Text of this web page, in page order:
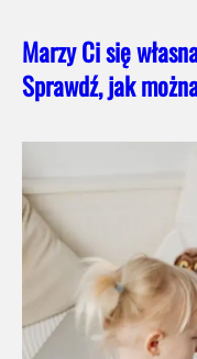
Marzy Ci się
Sprawdź, jak